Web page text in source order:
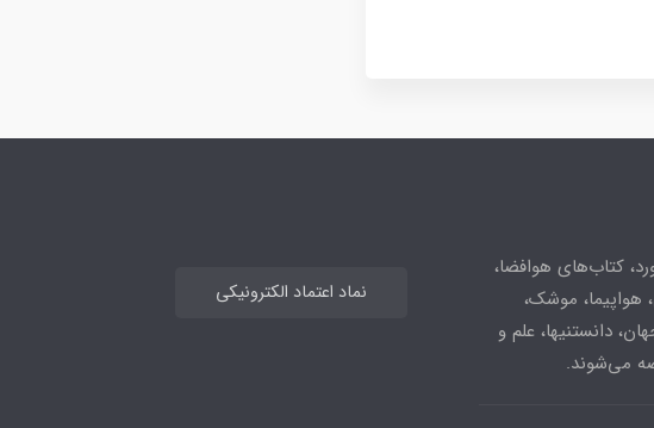
کتاب‌های هوافضا،
هواپیما، موشک،
دانستنیها، علم و
می‌شوند.
نماد اعتماد الکترونیکی